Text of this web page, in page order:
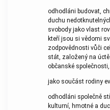
odhodláni budovat,
duchu
svobody jako vlast
kteří jsou si vědomi
zodpovědnosti vůči
stát, založený na
občanské společnosti,
jako součást rodiny
odhodláni společně
kulturní, hmotné a